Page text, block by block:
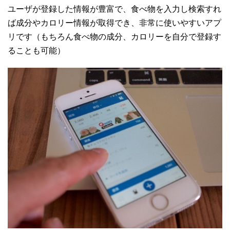
ユーザが登録した情報が豊富で、食べ物を入力し検索すれ
ば成分やカロリー情報が取得でき、非常に使いやすいアプ
リです（もちろん食べ物の成分、カロリーを自分で登録す
ることも可能）